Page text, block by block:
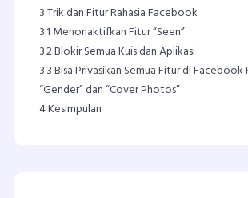
3Trik dan Fitur Rahasia Facebook
3.1 Menonaktifkan Fitur “Seen”
3.2Blokir Semua Kuis dan Aplikasi
3.3Bisa Privasikan Semua Fitur di
“Gender” dan “Cover Photos”
4Kesimpulan